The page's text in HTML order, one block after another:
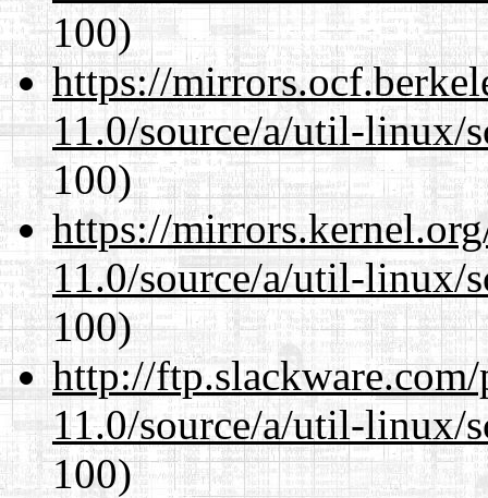
100)
https://
11.0/source/a/util-linux/
100)
https://
11.0/source/a/util-linux/
100)
http://
11.0/source/a/util-linux/
100)